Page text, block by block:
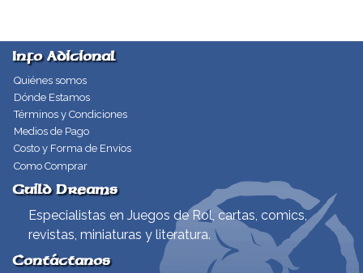
Info Adicional
Quiénes somos
Dónde Estamos
Términos y Condiciones
Medios de Pago
Costo y Forma de Envíos
Como Comprar
Guild Dreams
Especialistas en Juegos de Rol, cartas, comics,
revistas, miniaturas y literatura.
Contáctanos